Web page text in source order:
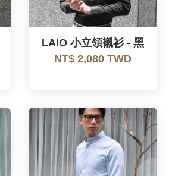
LAIO 小立領襯衫 - 黑
NT$ 2,080 TWD